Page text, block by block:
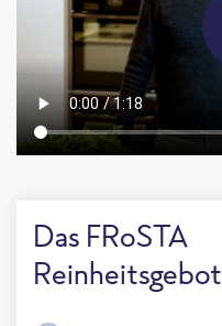
Das FRoSTA
Reinheitsgebot